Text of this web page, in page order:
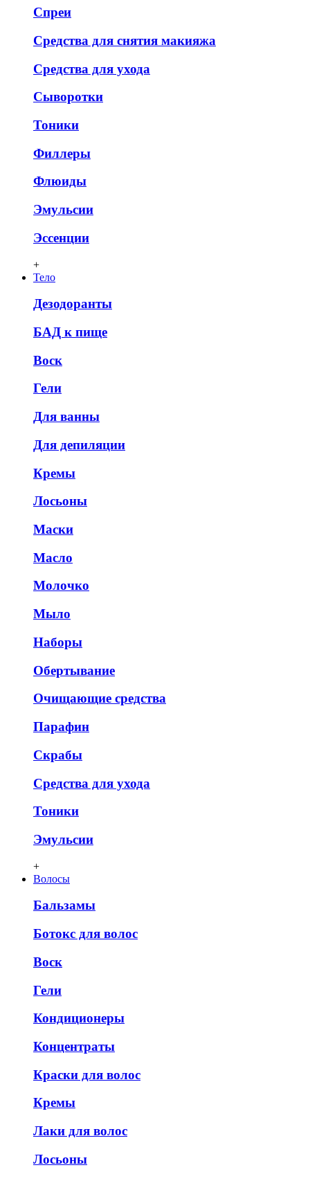
Спреи
Средства для снятия макияжа
Средства для ухода
Сыворотки
Тоники
Филлеры
Флюиды
Эмульсии
Эссенции
+
Тело
Дезодоранты
БАД к пище
Воск
Гели
Для ванны
Для депиляции
Кремы
Лосьоны
Маски
Масло
Молочко
Мыло
Наборы
Обертывание
Очищающие средства
Парафин
Скрабы
Средства для ухода
Тоники
Эмульсии
+
Волосы
Бальзамы
Ботокс для волос
Воск
Гели
Кондиционеры
Концентраты
Краски для волос
Кремы
Лаки для волос
Лосьоны